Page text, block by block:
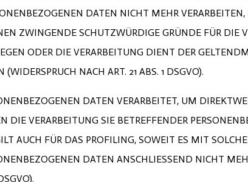
DATEN NICHT MEHR VERARBEITEN,
ZWINGENDE SCHUTZWÜRDIGE GRÜNDE FÜR DIE
ODER DIE VERARBEITUNG DIENT DER
(WIDERSPRUCH NACH ART. 21 ABS. 1 DSGVO).
DATEN VERARBEITET, UM
DIE VERARBEITUNG SIE BETREFFENDER
AUCH FÜR DAS PROFILING, SOWEIT ES MIT
DATEN ANSCHLIESSEND NICHT